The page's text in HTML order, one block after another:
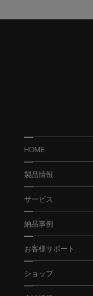
HOME
製品情報
サービス
納品事例
お客様サポート
ショップ